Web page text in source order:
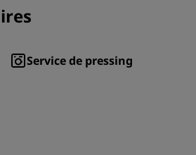
Service de pressing